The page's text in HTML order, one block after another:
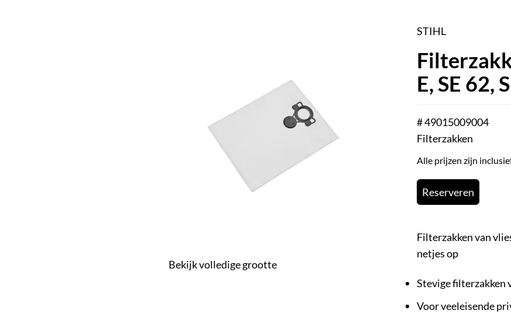
Bekijk volledige grootte
STIHL
E, SE 62,
# 49015009004
Filterzakken
Alle prijzen zijn
Reserveren
Filterzakken van
netjes op
Stevige filterzakken
Voor veeleisende